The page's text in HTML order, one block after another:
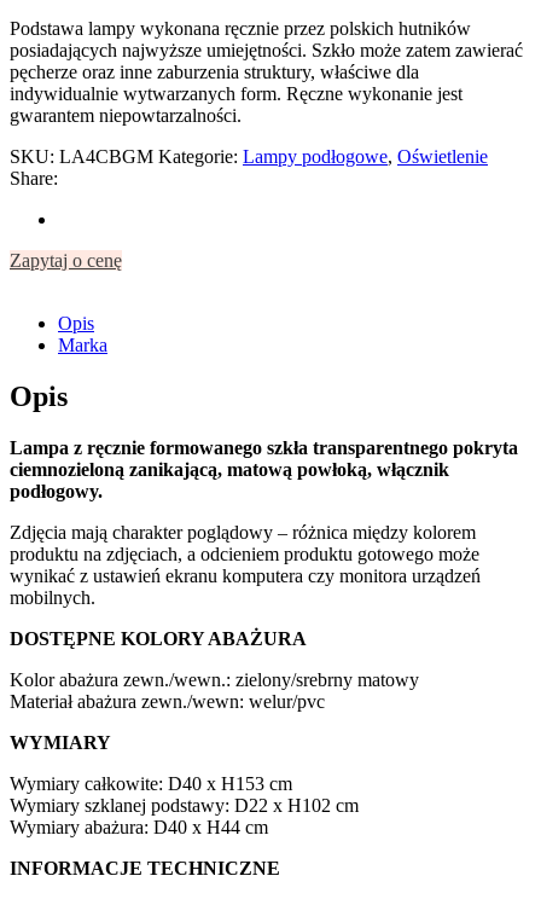
Podstawa lampy wykonana ręcznie przez polskich hutników
posiadających najwyższe umiejętności. Szkło może zatem zawierać
pęcherze oraz inne zaburzenia struktury, właściwe dla
indywidualnie wytwarzanych form. Ręczne wykonanie jest
gwarantem niepowtarzalności.
SKU: LA4CBGM Kategorie: Lampy podłogowe, Oświetlenie
Share:
Zapytaj o cenę
Opis
Marka
Opis
Lampa z ręcznie formowanego szkła transparentnego pokryta
ciemnozieloną zanikającą, matową powłoką, włącznik
podłogowy.
Zdjęcia mają charakter poglądowy – różnica między kolorem
produktu na zdjęciach, a odcieniem produktu gotowego może
wynikać z ustawień ekranu komputera czy monitora urządzeń
mobilnych.
DOSTĘPNE KOLORY ABAŻURA
Kolor abażura zewn./wewn.: zielony/srebrny matowy
Materiał abażura zewn./wewn: welur/pvc
WYMIARY
Wymiary całkowite: D40 x H153 cm
Wymiary szklanej podstawy: D22 x H102 cm
Wymiary abażura: D40 x H44 cm
INFORMACJE TECHNICZNE